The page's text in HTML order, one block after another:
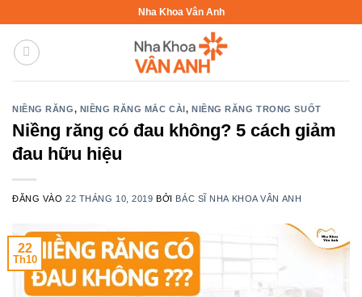
nội
Nha Khoa Vân Anh
NIỀNG RĂNG, NIỀNG RĂNG MẮC CÀI, NIỀNG RĂNG TRONG SUỐT
Niềng răng có đau không? 5 cách giảm
đau hữu hiệu
ĐĂNG VÀO22 THÁNG 10, 2019 BỞI BÁC SĨ NHA KHOA VÂN ANH
22
Th10